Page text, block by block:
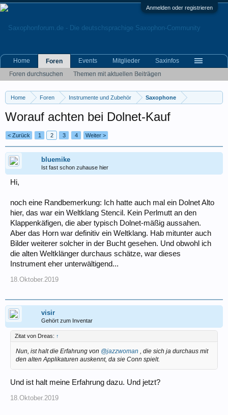
Anmelden oder registrieren
Home Foren Instrumente und Zubehör Saxophone
Worauf achten bei Dolnet-Kauf
< Zurück 1 2 3 4 Weiter >
bluemike
Ist fast schon zuhause hier
Hi,
noch eine Randbemerkung: Ich hatte auch mal ein Dolnet Alto
hier, das war ein Weltklang Stencil. Kein Perlmutt an den
Klappenkäfigen, die aber typisch Dolnet-mäßig aussahen.
Aber das Horn war definitiv ein Weltklang. Hab mitunter auch
Bilder weiterer solcher in der Bucht gesehen. Und obwohl ich
die alten Weltklänger durchaus schätze, war dieses
Instrument eher unterwältigend...
18.Oktober.2019
visir
Gehört zum Inventar
Zitat von Dreas: ↑
Nun, ist halt die Erfahrung von @jazzwoman , die sich ja durchaus mit
den alten Applikaturen auskennt, da sie Conn spielt.
Und ist halt meine Erfahrung dazu. Und jetzt?
18.Oktober.2019
Home
Foren
Foren durchsuchen
Themen mit aktuellen Beiträgen
Events Mitglieder Saxinfos